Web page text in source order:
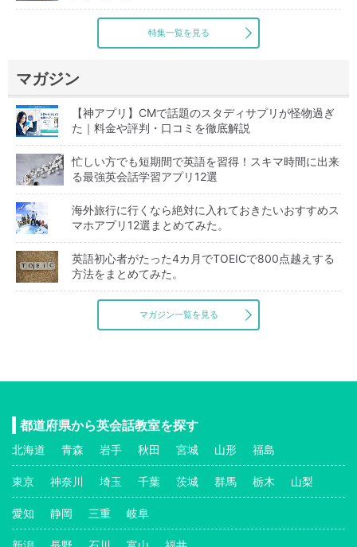
特集一覧を見る
マガジン
【神アプリ】CMで話題のスタディサプリが怪物過ぎ
た｜料金や評判・口コミを徹底解説
忙しい方でも短期間で英語を習得！スキマ時間に出来
る最強英会話学習アプリ12選
海外旅行に行くなら絶対に入れておきたいおすすめス
マホアプリ12選まとめてみた。
英語初心者がたった4カ月でTOEICで800点越えする
方法をまとめてみた。
マガジン一覧を見る
都道府県から英会話教室を探す
北海道 青森 岩手 秋田 宮城 山形 福島
東京 神奈川 埼玉 千葉 茨城 群馬 栃木 山梨
愛知 静岡 三重 岐阜